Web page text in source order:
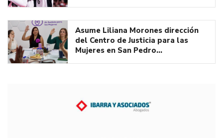
Asume Liliana Morones dirección
del Centro de Justicia para las
Mujeres en San Pedro…